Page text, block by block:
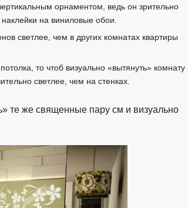
орнаментом, ведь он зрительно
на виниловые обои.
светлее, чем в других комнатах квартиры
то чтоб визуально «вытянуть» комнату
светлее, чем на стенках.
те же священные пару см и визуально